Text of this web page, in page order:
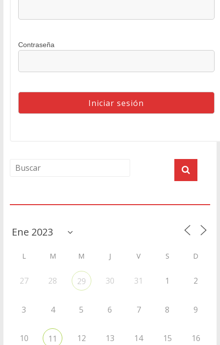
Contraseña
L M M J V S D
27 28 29 30 31 1 2
3 4 5 6 7 8 9
10 11 12 13 14 15 16